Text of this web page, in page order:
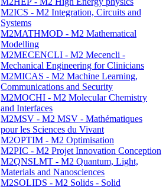
M2ICS - M2 Integration, Circuits and
Systems
M2MATHMOD - M2 Mathematical
Modelling
M2MECENCLI - M2 Mecencli -
Mechanical Engineering for Clinicians
M2MICAS - M2 Machine Learning,
Communications and Security
M2MOCHI - M2 Molecular Chemistry
and Interfaces
M2MSV - M2 MSV - Mathématiques
pour les Sciences du Vivant
M2OPTIM - M2 Optimisation
M2PIC - M2 Projet Innovation Conception
M2QNSLMT - M2 Quantum, Light,
Materials and Nanosciences
M2SOLIDS - M2 Solids - Solid